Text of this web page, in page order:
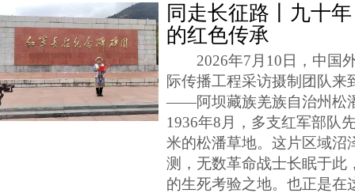
同走长征路丨九十
的红色传承
2026年7月10日，中国外
际传播工程采访摄制团队来
——阿坝藏族羌族自治州松
1936年8月，多支红军部队
米的松潘草地。这片区域沼
测，无数革命战士长眠于此
的生死考验之地。也正是在